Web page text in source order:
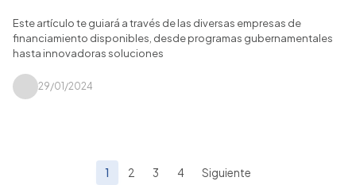
Este artículo te guiará a través de las diversas empresas de
financiamiento disponibles, desde programas gubernamentales
hasta innovadoras soluciones
29/01/2024
1 2 3 4 Siguiente